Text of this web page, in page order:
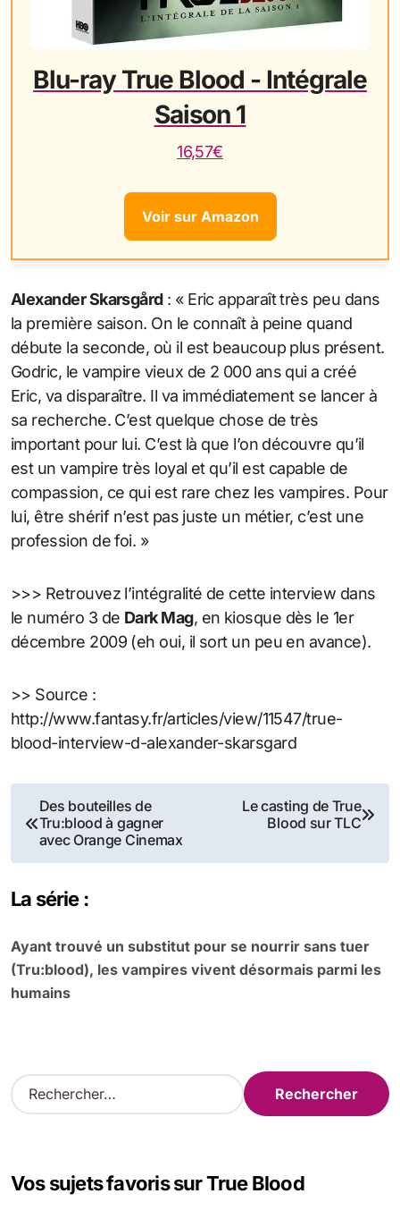
Blu-ray True Blood - Intégrale
Saison 1
16,57€
Voir sur Amazon
Alexander Skarsgård: « Eric apparaît très peu dans
la première saison. On le connaît à peine quand
débute la seconde, où il est beaucoup plus présent.
Godric, le vampire vieux de 2 000 ans qui a créé
Eric, va disparaître. Il va immédiatement se lancer à
sa recherche. C’est quelque chose de très
important pour lui. C’est là que l’on découvre qu’il
est un vampire très loyal et qu’il est capable de
compassion, ce qui est rare chez les vampires. Pour
lui, être shérif n’est pas juste un métier, c’est une
profession de foi. »
>>> Retrouvez l’intégralité de cette interview dans
le numéro 3 de Dark Mag, en kiosque dès le 1er
décembre 2009 (eh oui, il sort un peu en avance).
>> Source :
http://www.fantasy.fr/articles/view/11547/true-
blood-interview-d-alexander-skarsgard
Navigation
de
Des bouteilles de
Tru:blood à gagner
avec Orange Cinemax
Le casting de True
Blood sur TLC
La série :
Ayant trouvé un substitut pour se nourrir sans tuer
(Tru:blood), les vampires vivent désormais parmi les
humains
R
e
r
Vos sujets favoris sur True Blood